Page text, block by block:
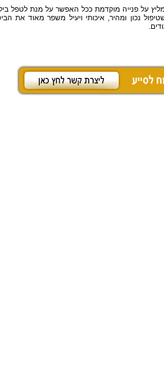
על פנייה מוקדמת ככל האפשר על מנת לטפל
נכון ומהיר, איכותי ויעיל משפר מאוד את